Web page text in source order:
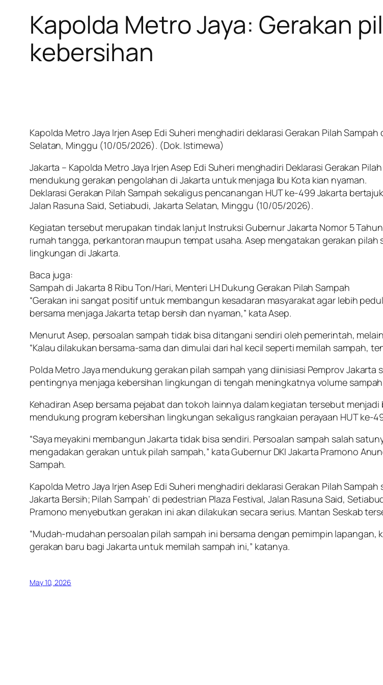
Kapolda Metro Jaya: Gerakan
kebersihan
Kapolda Metro Jaya Irjen Asep Edi Suheri menghadiri deklarasi Gerakan Pilah
Selatan, Minggu (10/05/2026). (Dok. Istimewa)
Jakarta – Kapolda Metro Jaya Irjen Asep Edi Suheri menghadiri Deklarasi Gerakan
mendukung gerakan pengolahan di Jakarta untuk menjaga Ibu Kota kian nyaman.
Deklarasi Gerakan Pilah Sampah sekaligus pencanangan HUT ke-499 Jakarta
Jalan Rasuna Said, Setiabudi, Jakarta Selatan, Minggu (10/05/2026).
Kegiatan tersebut merupakan tindak lanjut Instruksi Gubernur Jakarta Nomor 5
rumah tangga, perkantoran maupun tempat usaha. Asep mengatakan gerakan
lingkungan di Jakarta.
Baca juga:
Sampah di Jakarta 8 Ribu Ton/Hari, Menteri LH Dukung Gerakan Pilah Sampah
“Gerakan ini sangat positif untuk membangun kesadaran masyarakat agar lebih
bersama menjaga Jakarta tetap bersih dan nyaman,” kata Asep.
Menurut Asep, persoalan sampah tidak bisa ditangani sendiri oleh pemerintah,
“Kalau dilakukan bersama-sama dan dimulai dari hal kecil seperti memilah sampah,
Polda Metro Jaya mendukung gerakan pilah sampah yang diinisiasi Pemprov
pentingnya menjaga kebersihan lingkungan di tengah meningkatnya volume
Kehadiran Asep bersama pejabat dan tokoh lainnya dalam kegiatan tersebut
mendukung program kebersihan lingkungan sekaligus rangkaian perayaan HUT ke-
“Saya meyakini membangun Jakarta tidak bisa sendiri. Persoalan sampah salah
mengadakan gerakan untuk pilah sampah,” kata Gubernur DKI Jakarta Pramono
Sampah.
Kapolda Metro Jaya Irjen Asep Edi Suheri menghadiri deklarasi Gerakan Pilah
Jakarta Bersih; Pilah Sampah’ di pedestrian Plaza Festival, Jalan Rasuna Said,
Pramono menyebutkan gerakan ini akan dilakukan secara serius. Mantan Seskab
“Mudah-mudahan persoalan pilah sampah ini bersama dengan pemimpin
gerakan baru bagi Jakarta untuk memilah sampah ini,” katanya.
May 10, 2026